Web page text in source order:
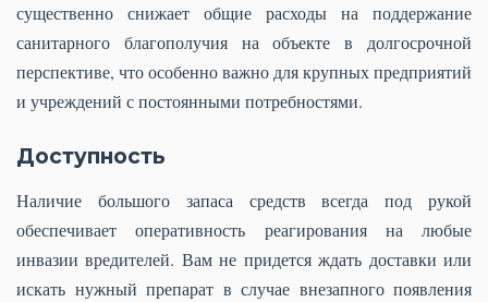
существенно снижает общие расходы на поддержание
санитарного благополучия на объекте в долгосрочной
перспективе, что особенно важно для крупных предприятий
и учреждений с постоянными потребностями.
Доступность
Наличие большого запаса средств всегда под рукой
обеспечивает оперативность реагирования на любые
инвазии вредителей. Вам не придется ждать доставки или
искать нужный препарат в случае внезапного появления